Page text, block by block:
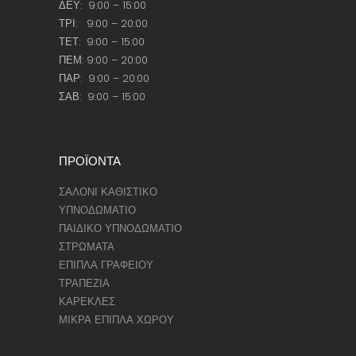
ΔΕΥ: 9:00 – 15:00
ΤΡΙ: 9:00 – 20:00
ΤΕΤ: 9:00 – 15:00
ΠΕΜ: 9:00 – 20:00
ΠΑΡ: 9:00 – 20:00
ΣΑΒ: 9:00 – 15:00
ΠΡΟΪΟΝΤΑ
ΣΑΛΟΝΙ ΚΑΘΙΣΤΙΚΟ
ΥΠΝΟΔΩΜΑΤΙΟ
ΠΑΙΔΙΚΟ ΥΠΝΟΔΩΜΑΤΙΟ
ΣΤΡΩΜΑΤΑ
ΕΠΙΠΛΑ ΓΡΑΦΕΙΟΥ
ΤΡΑΠΕΖΙΑ
ΚΑΡΕΚΛΕΣ
ΜΙΚΡΑ ΕΠΙΠΛΑ ΧΩΡΟΥ